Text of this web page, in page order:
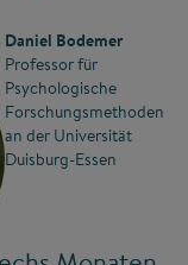
Daniel Bodemer
Professor für
Psychologische
Forschungsmethoden
an der Universität
Duisburg-Essen